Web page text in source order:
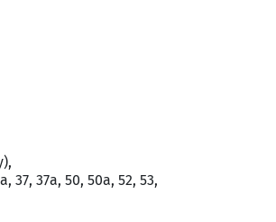
37, 37а, 50, 50а, 52, 53,